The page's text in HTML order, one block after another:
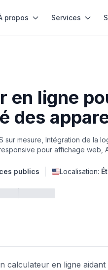
propos Services
en ligne
des
sur mesure, Intégration de la
pour affichage web,
publics Localisation:
calculateur en ligne